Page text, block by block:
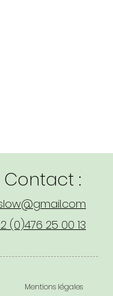
Contact :
(0)476 25 00 13
Mentions légales